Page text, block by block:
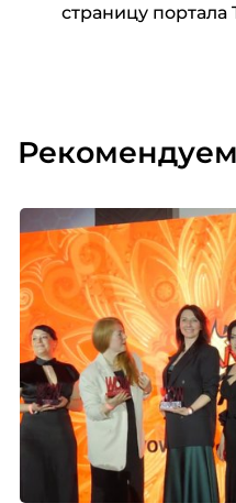
страницу портала